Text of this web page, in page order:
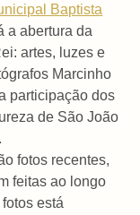
Baptista
a abertura da
artes, luzes e
Marcinho
participação dos
de São João
.
fotos recentes,
feitas ao longo
está